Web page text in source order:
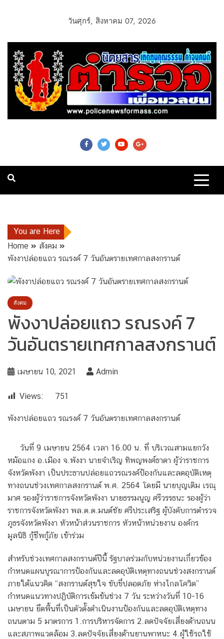
วันศุกร์, สิงหาคม 07, 2026
Police News For
Mass
You are Here
Home
สังคม
พังงาปล่อยแถว รณรงค์ 7 วันอันตรายเทศกาลสงกรานต์
สังคม
พังงาปล่อยแถว รณรงค์ 7
วันอันตรายเทศกาลสงกรานต์
เมษายน 10, 2021 Admin
Views: 751
พังงาปล่อยแถว รณรงค์ 7 วันอันตรายเทศกาลสงกรานต์
วันที่ 9 เมษายน 2564 เวลา 16.00 น. ที่ บริเวณสามแยกวัง
หม้อแกง อ.เมือง จ.พังงา นายจำเริญ ทิพญพงศ์ธาดา ผู้ว่าราชการ
จังหวัดพังงา เป็นประธานปล่อยแถวรณรงค์ป้องกันและลดอุบัติเหตุ
ทางถนนช่วงเทศกาลสงกรานต์ พ.ศ. 2564 โดยมี นายบุญเติม เรณุ
มาศ รองผู้ว่าราชการจังหวัดพังงา นายธรรมนูญ ศรีวรรธนะ รองผู้ว่า
ราชการจังหวัดพังงา พล.ต.ต.มนต์ชัย ศรีประเสริฐ ผู้บังคับการตำรวจ
ภูธรจังหวัดพังงา หัวหน้าส่วนราชการ หัวหน้าหน่วยงาน องค์กร
มูลนิธิ กู้ชีพกู้ภัย เข้าร่วม
สำหรับช่วงเทศกาลสงกรานต์ปีนี้ รัฐบาลร่วมกับหน่วยงานเกี่ยวข้อง
กำหนดแผนบูรณาการป้องกันและลดอุบัติเหตุทางถนนช่วงสงกรานต์
ภายใต้แนวคิด “สงกรานต์สุขใจ ขับขี่ปลอดภัย ห่างไกลโควิด”
กำหนดแนวทางปฏิบัติการเข้มข้นช่วง 7 วัน ระหว่างวันที่ 10-16
เมษายน ยึดพื้นที่เป็นตัวตั้งดำเนินงานป้องกันและลดอุบัติเหตุทาง
ถนนตาม 5 มาตรการ 1.การบริหารจัดการ 2.ลดปัจจัยเสี่ยงด้านถนน
และสภาพแวดล้อม 3.ลดปัจจัยเสี่ยงด้านยานพาหนะ 4.ผู้ใช้รถใช้